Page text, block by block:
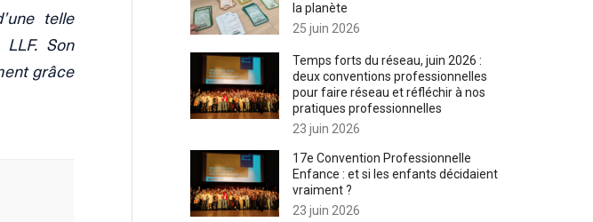
telle
Son
grâce
la planète
25 juin 2026
Temps forts du réseau, juin 2026 :
deux conventions professionnelles
pour faire réseau et réfléchir à nos
pratiques professionnelles
23 juin 2026
17e Convention Professionnelle
Enfance : et si les enfants décidaient
vraiment ?
23 juin 2026